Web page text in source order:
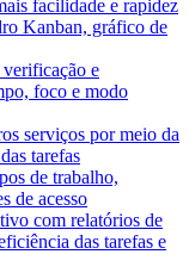
facilidade e rapidez
Kanban, gráfico de
e
foco e modo
serviços por meio da
tarefas
de trabalho,
de acesso
com relatórios de
das tarefas e